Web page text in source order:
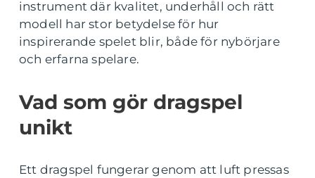
instrument där kvalitet, underhåll och rätt
modell har stor betydelse för hur
inspirerande spelet blir, både för nybörjare
och erfarna spelare.
Vad som gör dragspel
unikt
Ett dragspel fungerar genom att luft pressas